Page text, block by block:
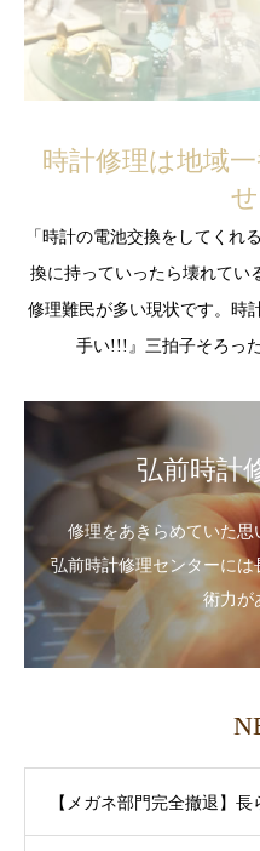
時計修理は地域
せ
「時計の電池交換をしてくれ
換に持っていったら壊れてい
修理難民が多い現状です。時
手い!!!』三拍子そろっ
弘前時計
修理をあきらめていた
弘前時計修理センターに
術力が
【メガネ部門完全撤退】